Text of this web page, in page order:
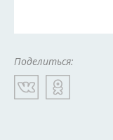
Поделиться: